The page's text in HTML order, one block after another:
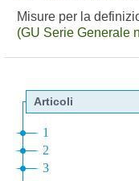
Misure per la
(GU Serie Generale